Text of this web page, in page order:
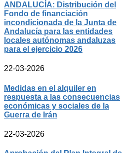
ANDALUCÍA: Distribución del
Fondo de financiación
incondicionada de la Junta de
Andalucía para las entidades
locales autónomas andaluzas
para el ejercicio 2026
22-03-2026
Medidas en el alquiler en
respuesta a las consecuencias
económicas y sociales de la
Guerra de Irán
22-03-2026